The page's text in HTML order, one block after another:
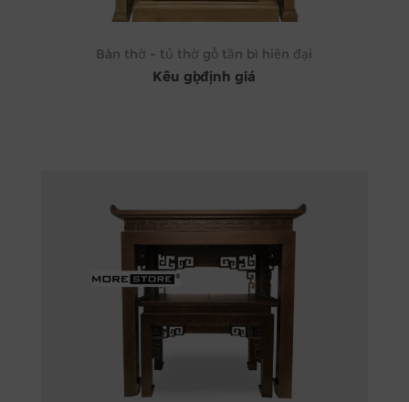
Bàn thờ - tủ thờ gỗ tần bì hiện đại
Kêu gọi định giá